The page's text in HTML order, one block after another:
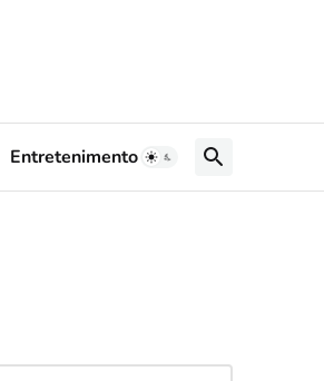
Entretenimento